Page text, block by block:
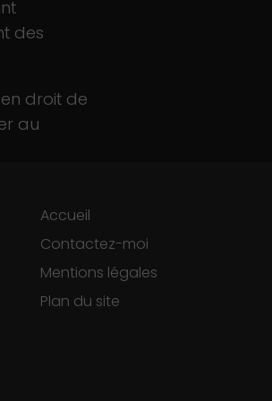
des
droit de
au
Accueil
Contactez-moi
Mentions légales
Plan du site